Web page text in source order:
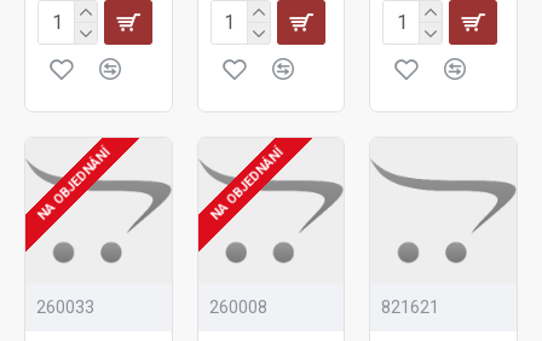
NA OBJEDNÁNÍ
260033
NA OBJEDNÁNÍ
260008 821621